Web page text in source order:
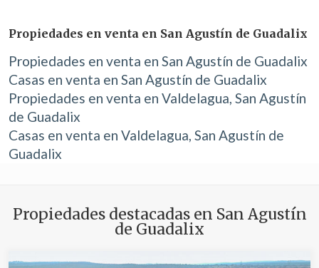
Propiedades en venta en San Agustín de Guadalix
Propiedades en venta en San Agustín de Guadalix
Casas en venta en San Agustín de Guadalix
Propiedades en venta en Valdelagua, San Agustín
de Guadalix
Casas en venta en Valdelagua, San Agustín de
Guadalix
Propiedades destacadas en San Agustín
de Guadalix
impedir que sean instaladas en su disco duro, aunque
deberá tener en cuenta que dicha acción podrá ocasionar
Analíticas y personalización
Permiten realizar el seguimiento y análisis del
comportamiento de los usuarios de este sitio web. La
información recogida mediante este tipo de cookies se
utiliza en la medición de la actividad de la web para la
elaboración de perfiles de navegación de los usuarios con
mejor experiencia a través de productos recomendados.